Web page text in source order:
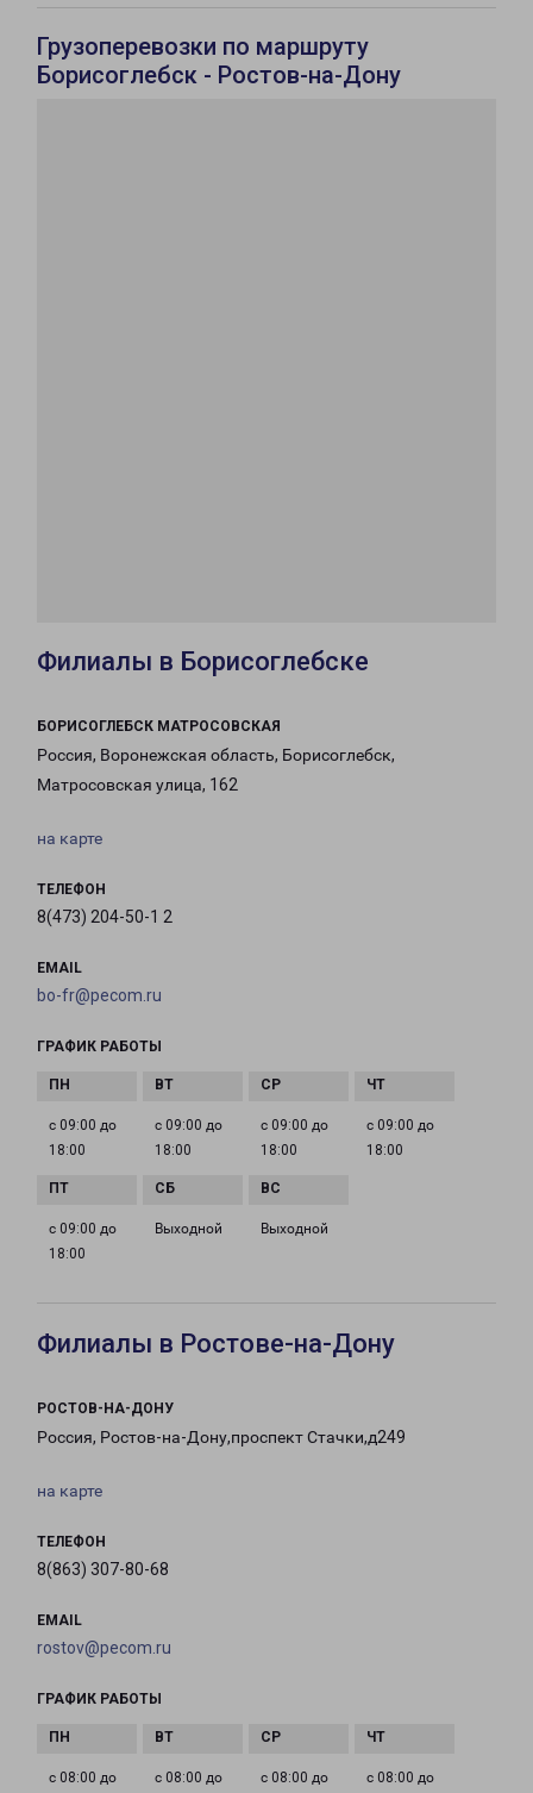
Грузоперевозки по маршруту
Борисоглебск - Ростов-на-Дону
Филиалы в Борисоглебске
БОРИСОГЛЕБСК МАТРОСОВСКАЯ
Россия, Воронежская область, Борисоглебск,
Матросовская улица, 162
на карте
ТЕЛЕФОН
8(473) 204-50-1 2
EMAIL
bo-fr@pecom.ru
ГРАФИК РАБОТЫ
с 09:00 до
18:00
с 09:00 до
18:00
с 09:00 до
18:00
с 09:00 до
18:00
с 09:00 до
18:00
Выходной Выходной
Филиалы в Ростове-на-Дону
РОСТОВ-НА-ДОНУ
Россия, Ростов-на-Дону,проспект Стачки,д249
на карте
ТЕЛЕФОН
8(863) 307-80-68
EMAIL
rostov@pecom.ru
ГРАФИК РАБОТЫ
с 08:00 до с 08:00 до с 08:00 до с 08:00 до